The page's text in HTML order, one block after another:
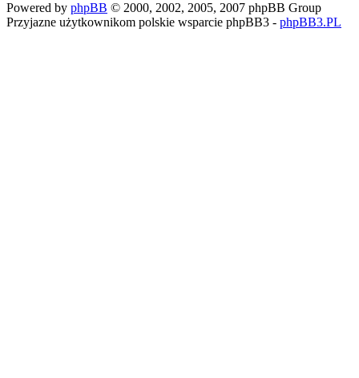
Powered by phpBB © 2000, 2002, 2005, 2007 phpBB Group
Przyjazne użytkownikom polskie wsparcie phpBB3 - phpBB3.PL